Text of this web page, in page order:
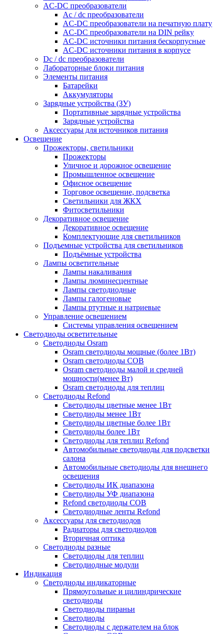
AC-DC преобразователи
Ac / dc преобразователи
AC-DC преобразователи на печатную плату
AC-DC преобразователи на DIN рейку
AC-DC источники питания бескорпусные
AC-DC источники питания в корпусе
Dc / dc преобразователи
Лабораторные блоки питания
Элементы питания
Батарейки
Аккумуляторы
Зарядные устройства (ЗУ)
Портативные зарядные устройства
Зарядные устройства
Аксессуары для источников питания
Освещение
Прожекторы, светильники
Прожекторы
Уличное и дорожное освещение
Промышленное освещение
Офисное освещение
Торговое освещение, подсветка
Светильники для ЖКХ
Фитосветильники
Декоративное освещение
Декоративное освещение
Комплектующие для светильников
Подъемные устройства для светильников
Подъёмные устройства
Лампы осветительные
Лампы накаливания
Лампы люминесцентные
Лампы светодиодные
Лампы галогеновые
Лампы ртутные и натриевые
Управление освещением
Системы управления освещением
Светодиоды осветительные
Светодиоды Osram
Osram светодиоды мощные (более 1Вт)
Osram светодиоды COB
Osram светодиоды малой и средней
мощности(менее Вт)
Osram светодиоды для теплиц
Светодиоды Refond
Светодиоды цветные менее 1Вт
Светодиоды менее 1Вт
Светодиоды цветные более 1Вт
Светодиоды более 1Вт
Светодиоды для теплиц Refond
Автомобильные светодиоды для подсветки
салона
Автомобильные светодиоды для внешнего
освещения
Светодиоды ИК диапазона
Светодиоды УФ диапазона
Refond светодиоды COB
Светодиодные ленты Refond
Аксессуары для светодиодов
Радиаторы для светодиодов
Вторичная оптика
Светодиоды разные
Светодиоды для теплиц
Светодиодные модули
Индикация
Светодиоды индикаторные
Прямоугольные и цилиндрические
светодиоды
Светодиоды пираньи
Светодиоды
Светодиоды с держателем на блок